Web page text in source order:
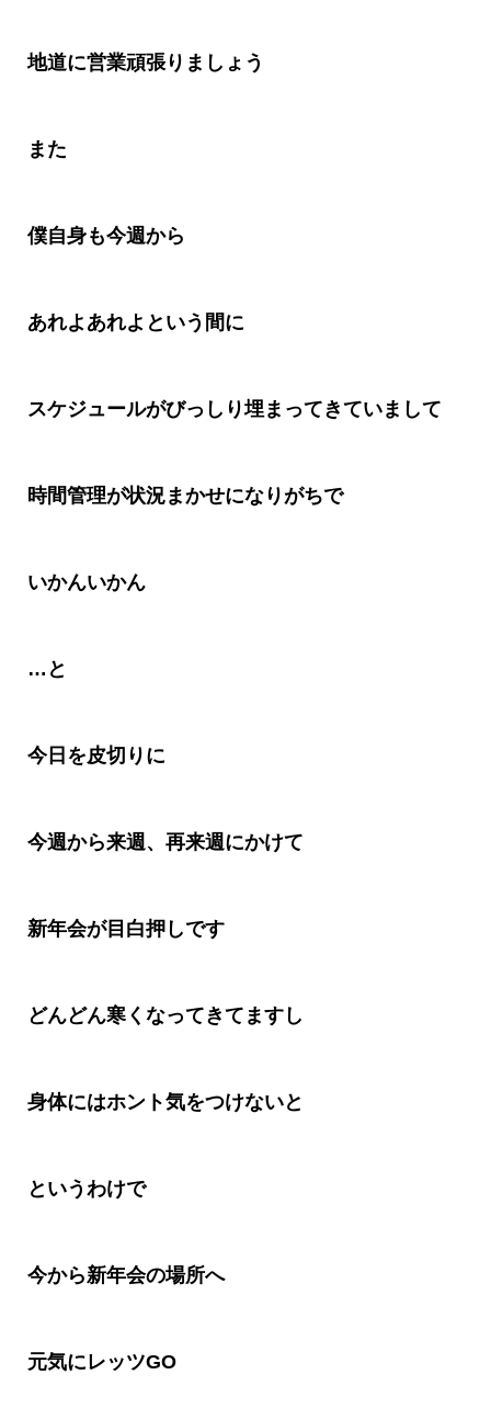
地道に営業頑張りましょう
また
僕自身も今週から
あれよあれよという間に
スケジュールがびっしり埋まってきていまして
時間管理が状況まかせになりがちで
いかんいかん
… と
今日を皮切りに
今週から来週、再来週にかけて
新年会が目白押しです
どんどん寒くなってきてますし
身体にはホント気をつけないと
というわけで
今から新年会の場所へ
元気にレッツGO